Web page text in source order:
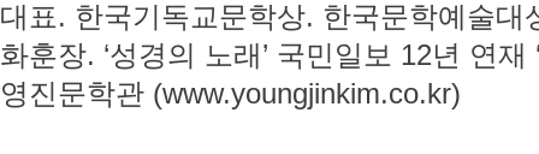
대표. 한국기독교문학상. 한국문학예술
화훈장. ‘성경의 노래’ 국민일보 12년 연
영진문학관 (www.youngjinkim.co.kr)